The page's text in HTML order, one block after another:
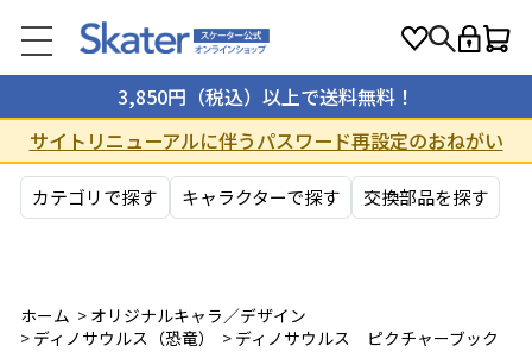
3,850円（税込）以上で送料無料！
サイトリニューアルに伴うパスワード再設定のおねがい
カテゴリで探す キャラクターで探す 交換部品を探す
ホーム > オリジナルキャラ／デザイン
> ディノサウルス（恐竜） > ディノサウルス ピクチャーブック